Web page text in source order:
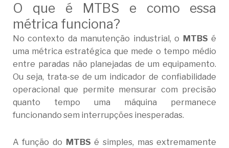
O que é MTBS e como essa
métrica funciona?
No contexto da manutenção industrial, o MTBS é
uma métrica estratégica que mede o tempo médio
entre paradas não planejadas de um equipamento.
Ou seja, trata-se de um indicador de confiabilidade
operacional que permite mensurar com precisão
quanto tempo uma máquina permanece
funcionando sem interrupções inesperadas.
A função do MTBS é simples, mas extremamente